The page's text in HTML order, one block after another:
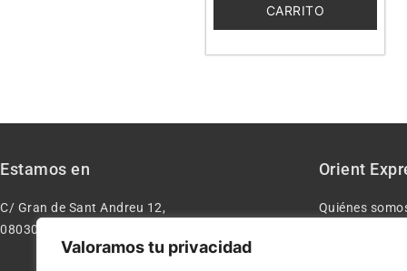
Valoramos tu privacidad
CARRITO
Estamos en
C/ Gran de Sant Andreu 12,
08030 – Barcelona España
Orient
Quiénes